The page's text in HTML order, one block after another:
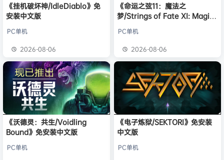
《挂机破坏神/IdleDiablo》免
安装中文版
PC单机
2026-08-06
《命运之弦11：魔法之
梦/Strings of Fate XI: Magic
PC单机
2026-08-06
《沃德灵：共生/Voidling
Bound》免安装中文版
PC单机
《电子炼狱/SEKTORI》免安装
中文版
PC单机